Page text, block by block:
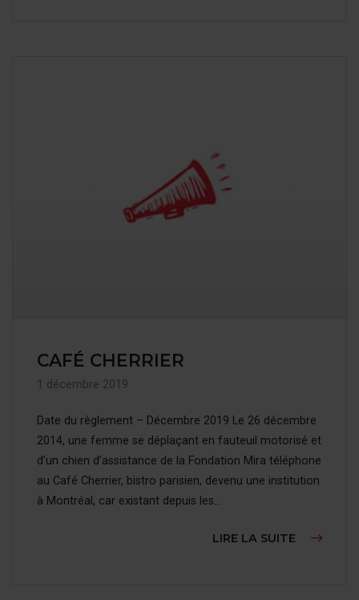
CAFÉ CHERRIER
1 décembre 2019
Date du règlement – Décembre 2019 Le 26 décembre
2014, une femme se déplaçant en fauteuil motorisé et
d’un chien d’assistance de la Fondation Mira téléphone
au Café Cherrier, bistro parisien, devenu une institution
à Montréal, car existant depuis les...
LIRE LA SUITE À